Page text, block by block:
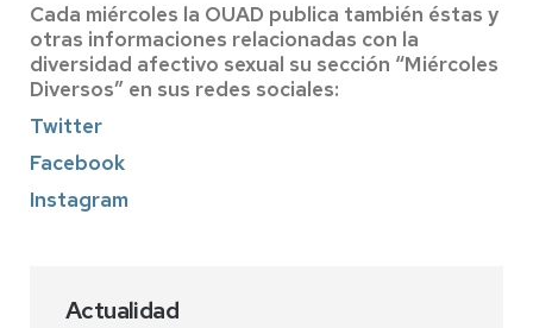
Cada miércoles la OUAD publica también éstas y
otras informaciones relacionadas con la
diversidad afectivo sexual su sección “Miércoles
Diversos” en sus redes sociales:
Twitter
Facebook
Instagram
Actualidad